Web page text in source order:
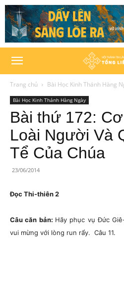
Trang chủ Bài Học Kinh Thánh Hàng
Bài Học Kinh Thánh Hàng Ngày
Bài thứ 172:
Loài Người Và
Tể Của Chúa
23/06/2014
Đọc Thi-thiên 2
Câu căn bản: Hãy phục vụ Đức
vui mừng với lòng run rẩy. Câu 11.